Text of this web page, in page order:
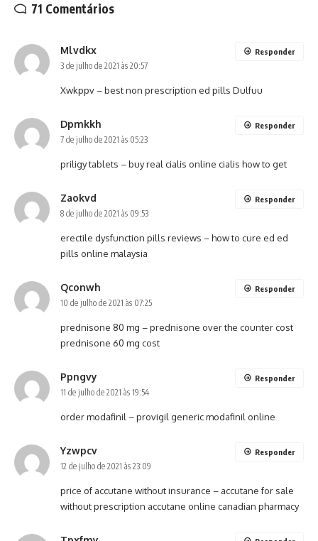
71 Comentários
Mlvdkx
3 de julho de 2021 às 20:57
Xwkppv –best non prescription ed pills Dulfuu
Responder
Dpmkkh
7 de julho de 2021 às 05:23
priligy tablets –buy real cialis online cialis how to get
Responder
Zaokvd
8 de julho de 2021 às 09:53
erectile dysfunction pills reviews –how to cure ed ed
pills online malaysia
Responder
Qconwh
10 de julho de 2021 às 07:25
prednisone 80 mg –prednisone over the counter cost
prednisone 60 mg cost
Responder
Ppngvy
11 de julho de 2021 às 19:54
order modafinil –provigil genericmodafinil online
Responder
Yzwpcv
12 de julho de 2021 às 23:09
price of accutane without insurance – accutane for sale
without prescription accutane online canadian pharmacy
Responder